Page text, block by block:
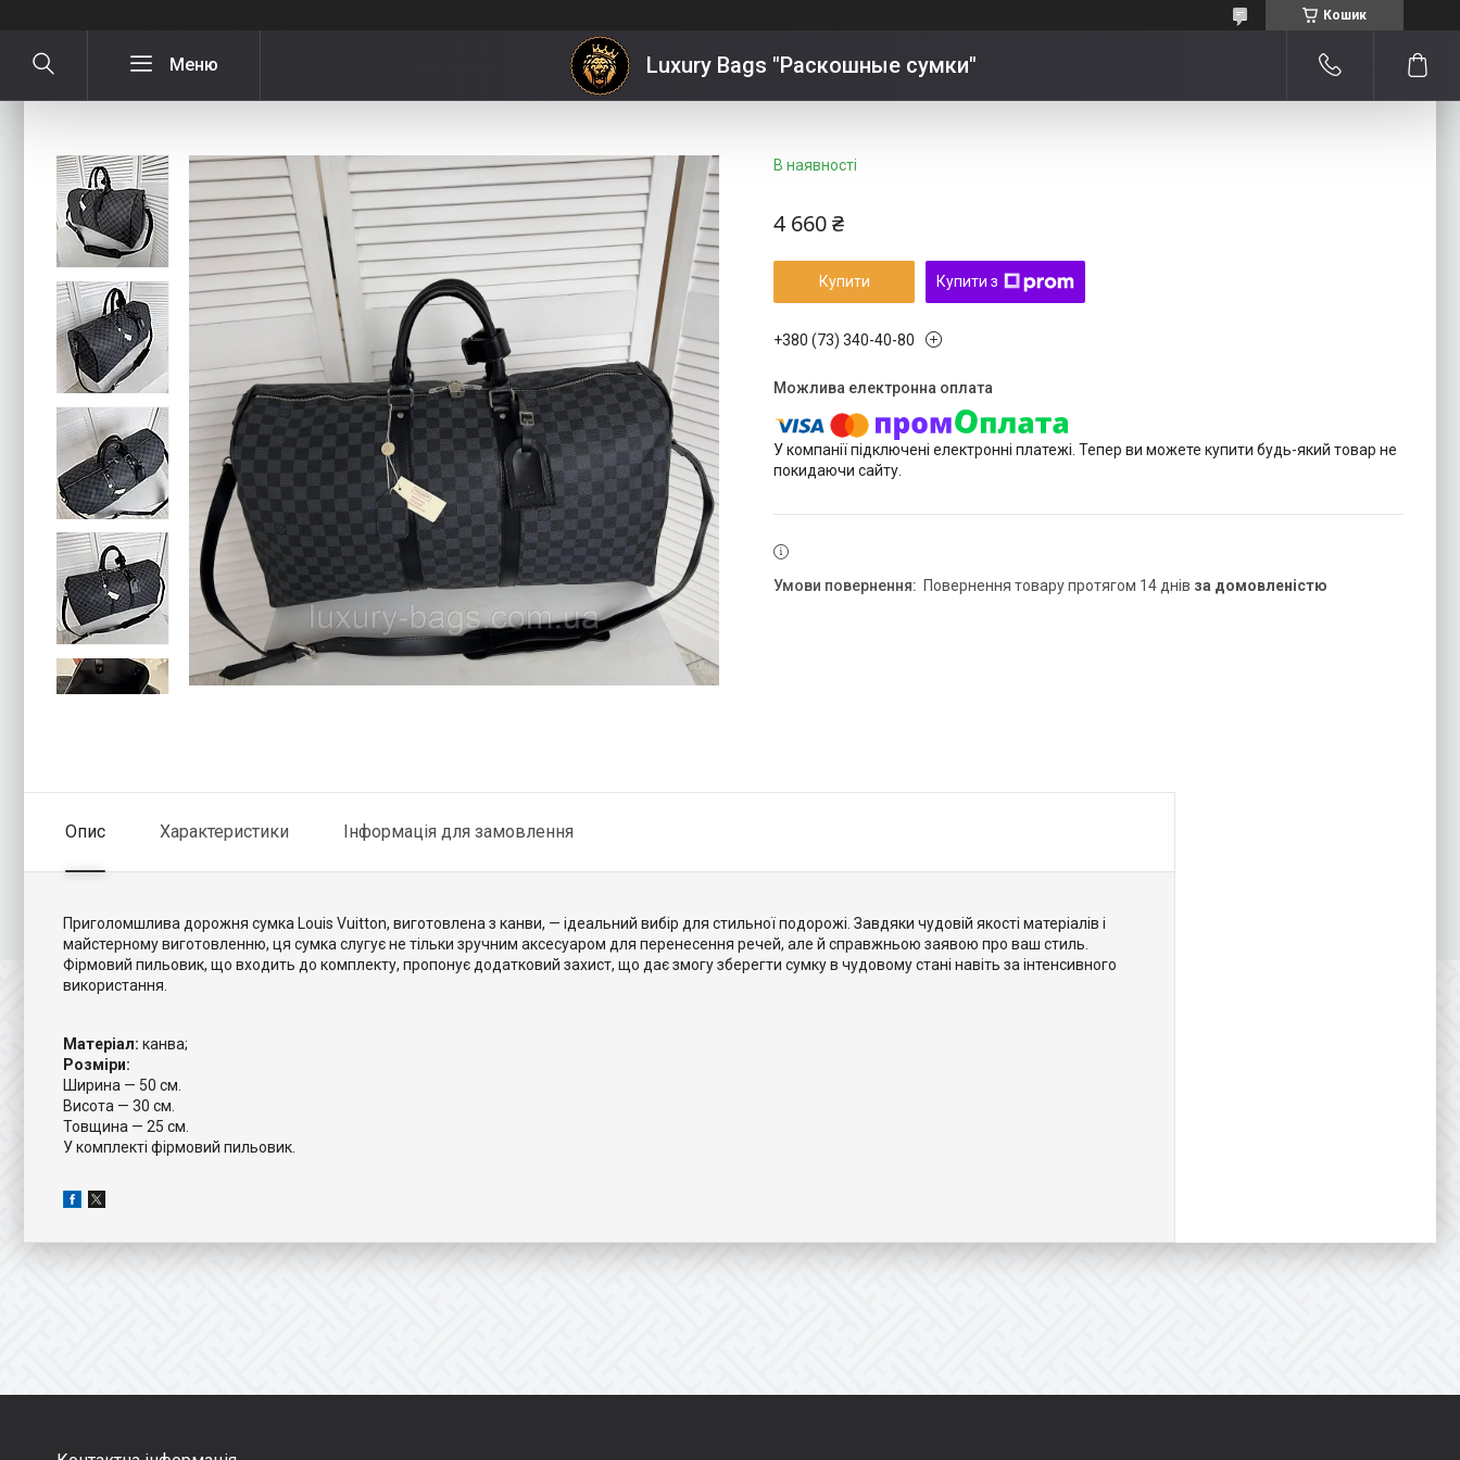
Кошик
Luxury Bags "Раскошные сумки"
Спортивна стильна (дорожня) сумка Louis Vuitton
В наявності
4 660 ₴
Купити Купити з
+380 (73) 340-40-80
У компанії підключені електронні платежі. Тепер ви можете купити будь-який товар не
покидаючи сайту.
повернення товару протягом 14 днів за домовленістю
Опис Характеристики Інформація для замовлення
Приголомшлива дорожня сумка Louis Vuitton, виготовлена з канви, — ідеальний вибір для стильної подорожі. Завдяки чудовій якості матеріалів і
майстерному виготовленню, ця сумка слугує не тільки зручним аксесуаром для перенесення речей, але й справжньою заявою про ваш стиль.
Фірмовий пильовик, що входить до комплекту, пропонує додатковий захист, що дає змогу зберегти сумку в чудовому стані навіть за інтенсивного
використання.
Матеріал: канва;
Розміри:
Ширина — 50 см.
Висота — 30 см.
Товщина — 25 см.
У комплекті фірмовий пильовик.